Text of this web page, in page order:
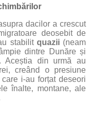
dacilor a crescut
deosebit de
stabilit quazii(neam
dintre Dunăre și
Aceștia din urmă au
creând o presiune
i-au forțat deseori
înalte, montane, ale